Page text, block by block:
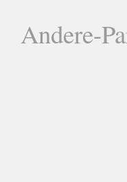
Andere-